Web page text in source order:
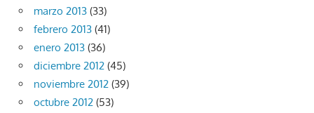
marzo 2013 (33)
febrero 2013 (41)
enero 2013 (36)
diciembre 2012 (45)
noviembre 2012 (39)
octubre 2012 (53)